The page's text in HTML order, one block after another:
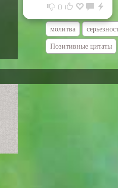
0
молитва
Позитивные цитаты